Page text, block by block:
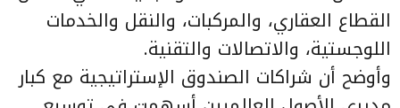
القطاع العقاري، والمركبات، والنقل والخدمات
اللوجستية، والاتصالات والتقنية.
وأوضح أن شراكات الصندوق الإستراتيجية مع كبار